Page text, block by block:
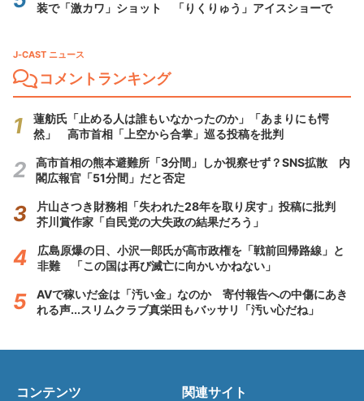
装で「激カワ」ショット 「りくりゅう」アイスショーで
J-CAST ニュース
コメントランキング
蓮舫氏「止める人は誰もいなかったのか」「あまりにも愕
然」 高市首相「上空から合掌」巡る投稿を批判
高市首相の熊本避難所「3分間」しか視察せず？SNS拡散 内
閣広報官「51分間」だと否定
片山さつき財務相「失われた28年を取り戻す」投稿に批判
芥川賞作家「自民党の大失政の結果だろう」
広島原爆の日、小沢一郎氏が高市政権を「戦前回帰路線」と
非難 「この国は再び滅亡に向かいかねない」
AVで稼いだ金は「汚い金」なのか 寄付報告への中傷にあき
れる声...スリムクラブ真栄田もバッサリ「汚い心だね」
コンテンツ 関連サイト